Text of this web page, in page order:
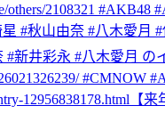
others/2108321 #AKB48
星 #秋山由奈 #八木愛
#新井彩永 #八木愛月
26021326239/
12956838178.html 【